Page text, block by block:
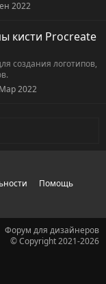
2022
кисти Procreate
создания логотипов,
2022
Помощь
Форум для дизайнеров
© Copyright 2021-2026